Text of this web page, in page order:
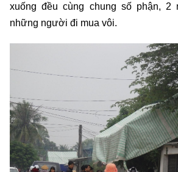
xuống đều cùng chung số phận, 2
những người đi mua vôi.